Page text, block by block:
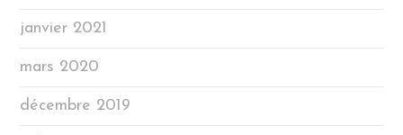
janvier 2021
mars 2020
décembre 2019